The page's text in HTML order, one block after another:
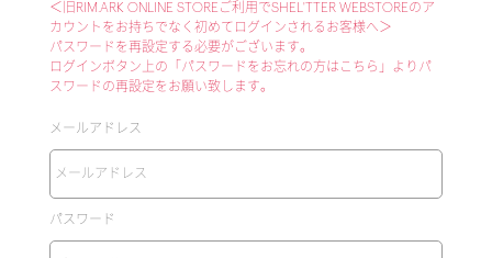
＜旧RIM.ARK ONLINE STOREご利用でSHEL'TTER WEBSTOREのア
カウントをお持ちでなく初めてログインされるお客様へ＞
パスワードを再設定する必要がございます。
ログインボタン上の「パスワードをお忘れの方はこちら」よりパ
スワードの再設定をお願い致します。
メールアドレス
パスワード